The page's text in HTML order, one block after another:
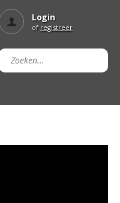
Login
of registreer